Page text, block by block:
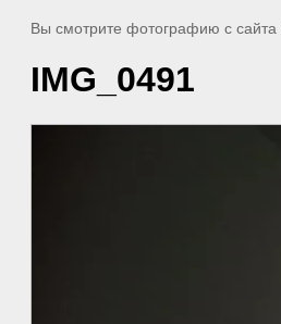
Вы смотрите фотографию с сайта
IMG_0491